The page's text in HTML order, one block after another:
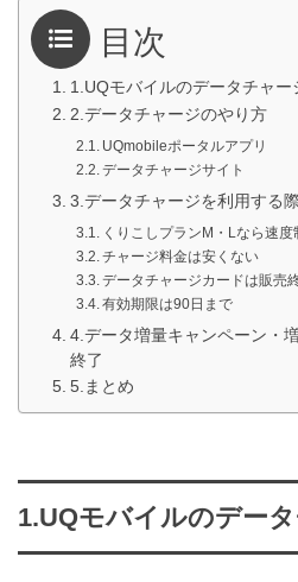
目次
1.UQモバイルのデータチャー
2.データチャージのやり方
UQmobileポータルアプリ
データチャージサイト
3.データチャージを利用する
くりこしプランM・Lなら速
チャージ料金は安くない
データチャージカードは販売
有効期限は90日まで
4.データ増量キャンペーン・
終了
5.まとめ
1.UQモバイルのデー